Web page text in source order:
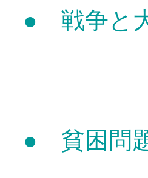
● 戦争と
岸田
● 貧困問